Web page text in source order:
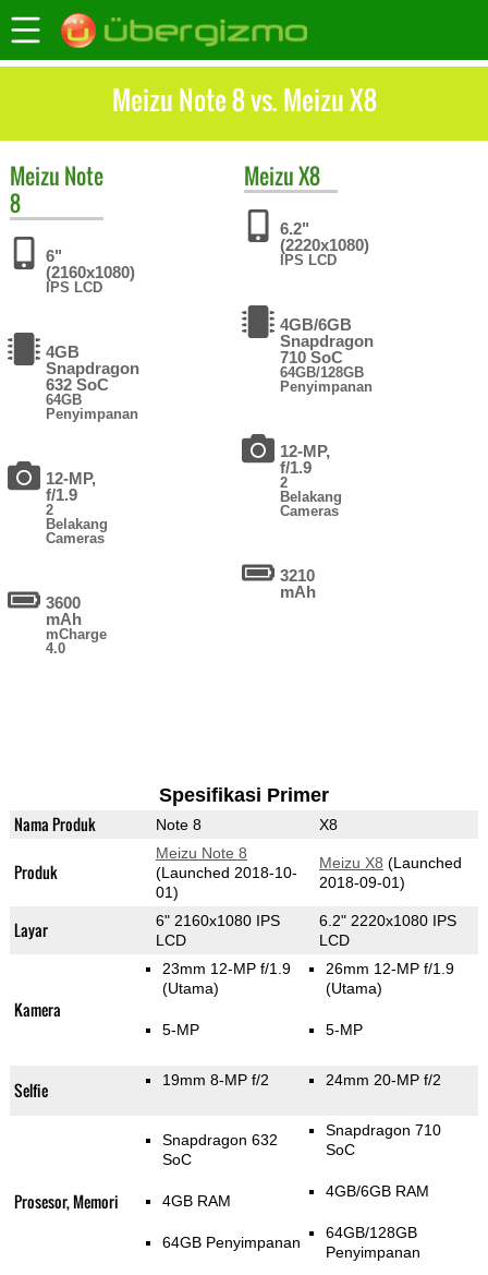
Meizu Note 8 vs. Meizu X8
Meizu Note
8
6"
(2160x1080)
IPS LCD
4GB
Snapdragon
632 SoC
64GB
Penyimpanan
12-MP,
f/1.9
2
Belakang
Cameras
3600
mAh
mCharge
4.0
MeizuX8
6.2"
(2220x1080)
IPS LCD
4GB/6GB
Snapdragon
710 SoC
64GB/128GB
Penyimpanan
12-MP,
f/1.9
2
Belakang
Cameras
3210
mAh
Spesifikasi Primer
Nama Produk Note 8 X8
Produk
Meizu Note 8
(Launched 2018-10-
01)
Meizu X8 (Launched
2018-09-01)
Layar
6" 2160x1080 IPS
LCD
6.2" 2220x1080 IPS
LCD
Kamera
23mm 12-MP f/1.9
(Utama)
5-MP
26mm 12-MP f/1.9
(Utama)
5-MP
Selfie 19mm 8-MP f/2 24mm 20-MP f/2
Prosesor, Memori
Snapdragon 632
SoC
4GB RAM
64GB Penyimpanan
Snapdragon 710
SoC
4GB/6GB RAM
64GB/128GB
Penyimpanan